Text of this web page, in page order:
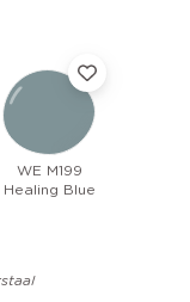
WE M199
Healing Blue